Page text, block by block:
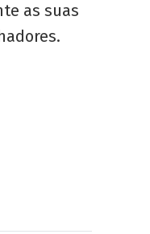
as suas